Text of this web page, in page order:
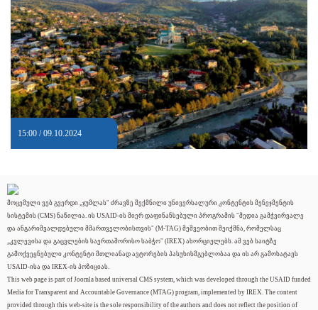
15:00 / 09.10.2024
მოცემული ვებ გვერდი „ჯუმლას" ძრავზე შექმნილი უნივერსალური კონტენტის მენეჯმენტის
სისტემის (CMS) ნაწილია. ის USAID-ის მიერ დაფინანსებული პროგრამის "მედია გამჭვირვალე
და ანგარიშვალდებული მმართველობისთვის" (M-TAG) მეშვეობით შეიქმნა, რომელსაც
„კვლევისა და გაცვლების საერთაშორისო საბჭო" (IREX) ახორციელებს. ამ ვებ საიტზე
გამოქვეყნებული კონტენტი მთლიანად ავტორების პასუხისმგებლობაა და ის არ გამოხატავს
USAID-ისა და IREX-ის პოზიციას.
This web page is part of Joomla based universal CMS system, which was developed through the USAID funded
Media for Transparent and Accountable Governance (MTAG) program, implemented by IREX. The content
provided through this web-site is the sole responsibility of the authors and does not reflect the position of